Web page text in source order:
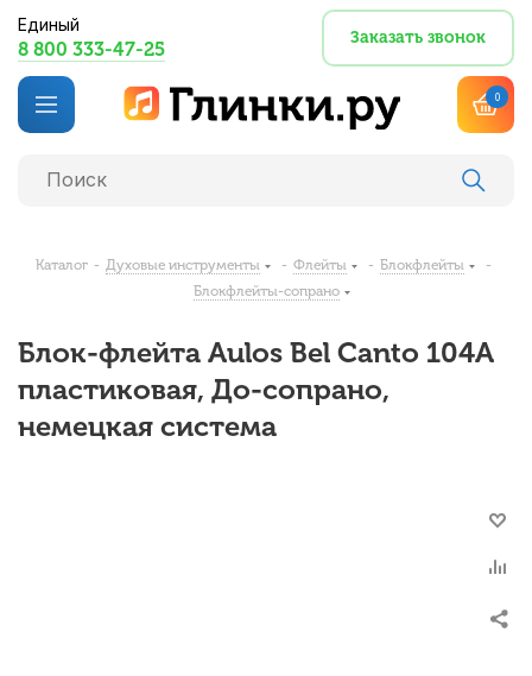
Единый
8 800 333-47-25
Заказать звонок
0
Каталог - Духовые инструменты - Флейты - Блокфлейты
-
Блокфлейты-сопрано
Блок-флейта Aulos Bel Canto 104A
пластиковая, До-сопрано,
немецкая система